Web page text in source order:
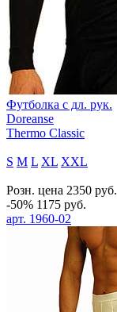
Футболка с дл. рук.
Doreanse
Thermo Classic
S M L XL XXL
Розн. цена 2350 руб.
-50% 1175 руб.
арт. 1960-02